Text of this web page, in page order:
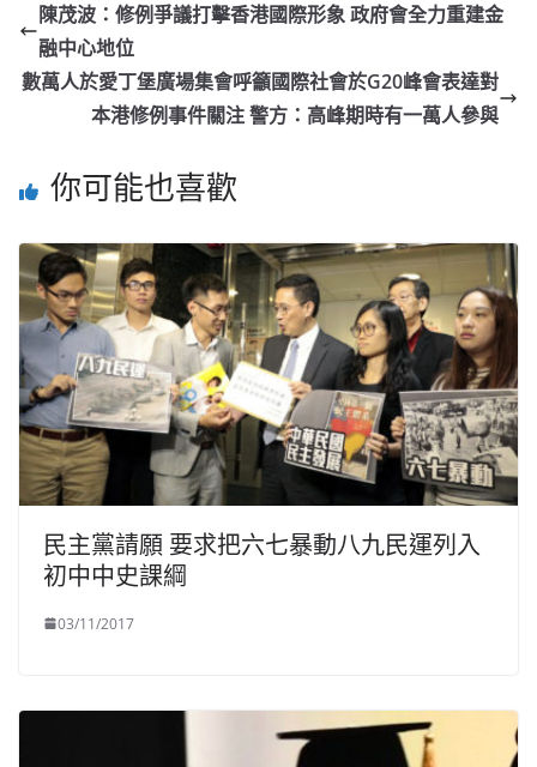
陳茂波：修例爭議打擊香港國際形象 政府會全力重建金
融中心地位
數萬人於愛丁堡廣場集會呼籲國際社會於G20峰會表達對
本港修例事件關注 警方：高峰期時有一萬人參與
你可能也喜歡
民主黨請願 要求把六七暴動八九民運列入
初中中史課綱
03/11/2017